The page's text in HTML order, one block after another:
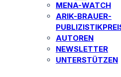
MENA-WATCH
ARIK-BRAUER-
AUTOREN​
NEWSLETTER
UNTERSTÜTZEN